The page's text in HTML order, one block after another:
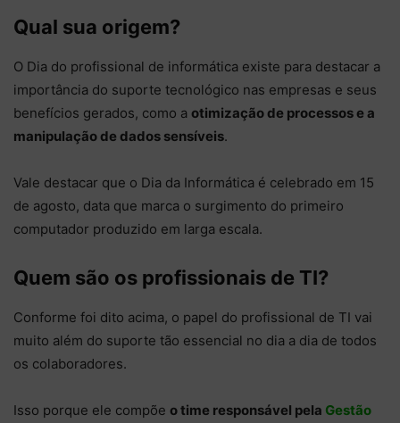
Qual sua origem?
O Dia do profissional de informática existe para destacar a
importância do suporte tecnológico nas empresas e seus
benefícios gerados, como a otimização de processos e a
manipulação de dados sensíveis.
Vale destacar que o Dia da Informática é celebrado em 15
de agosto, data que marca o surgimento do primeiro
computador produzido em larga escala.
Quem são os profissionais de TI?
Conforme foi dito acima, o papel do profissional de TI vai
muito além do suporte tão essencial no dia a dia de todos
os colaboradores.
Isso porque ele compõe o time responsável pela Gestão